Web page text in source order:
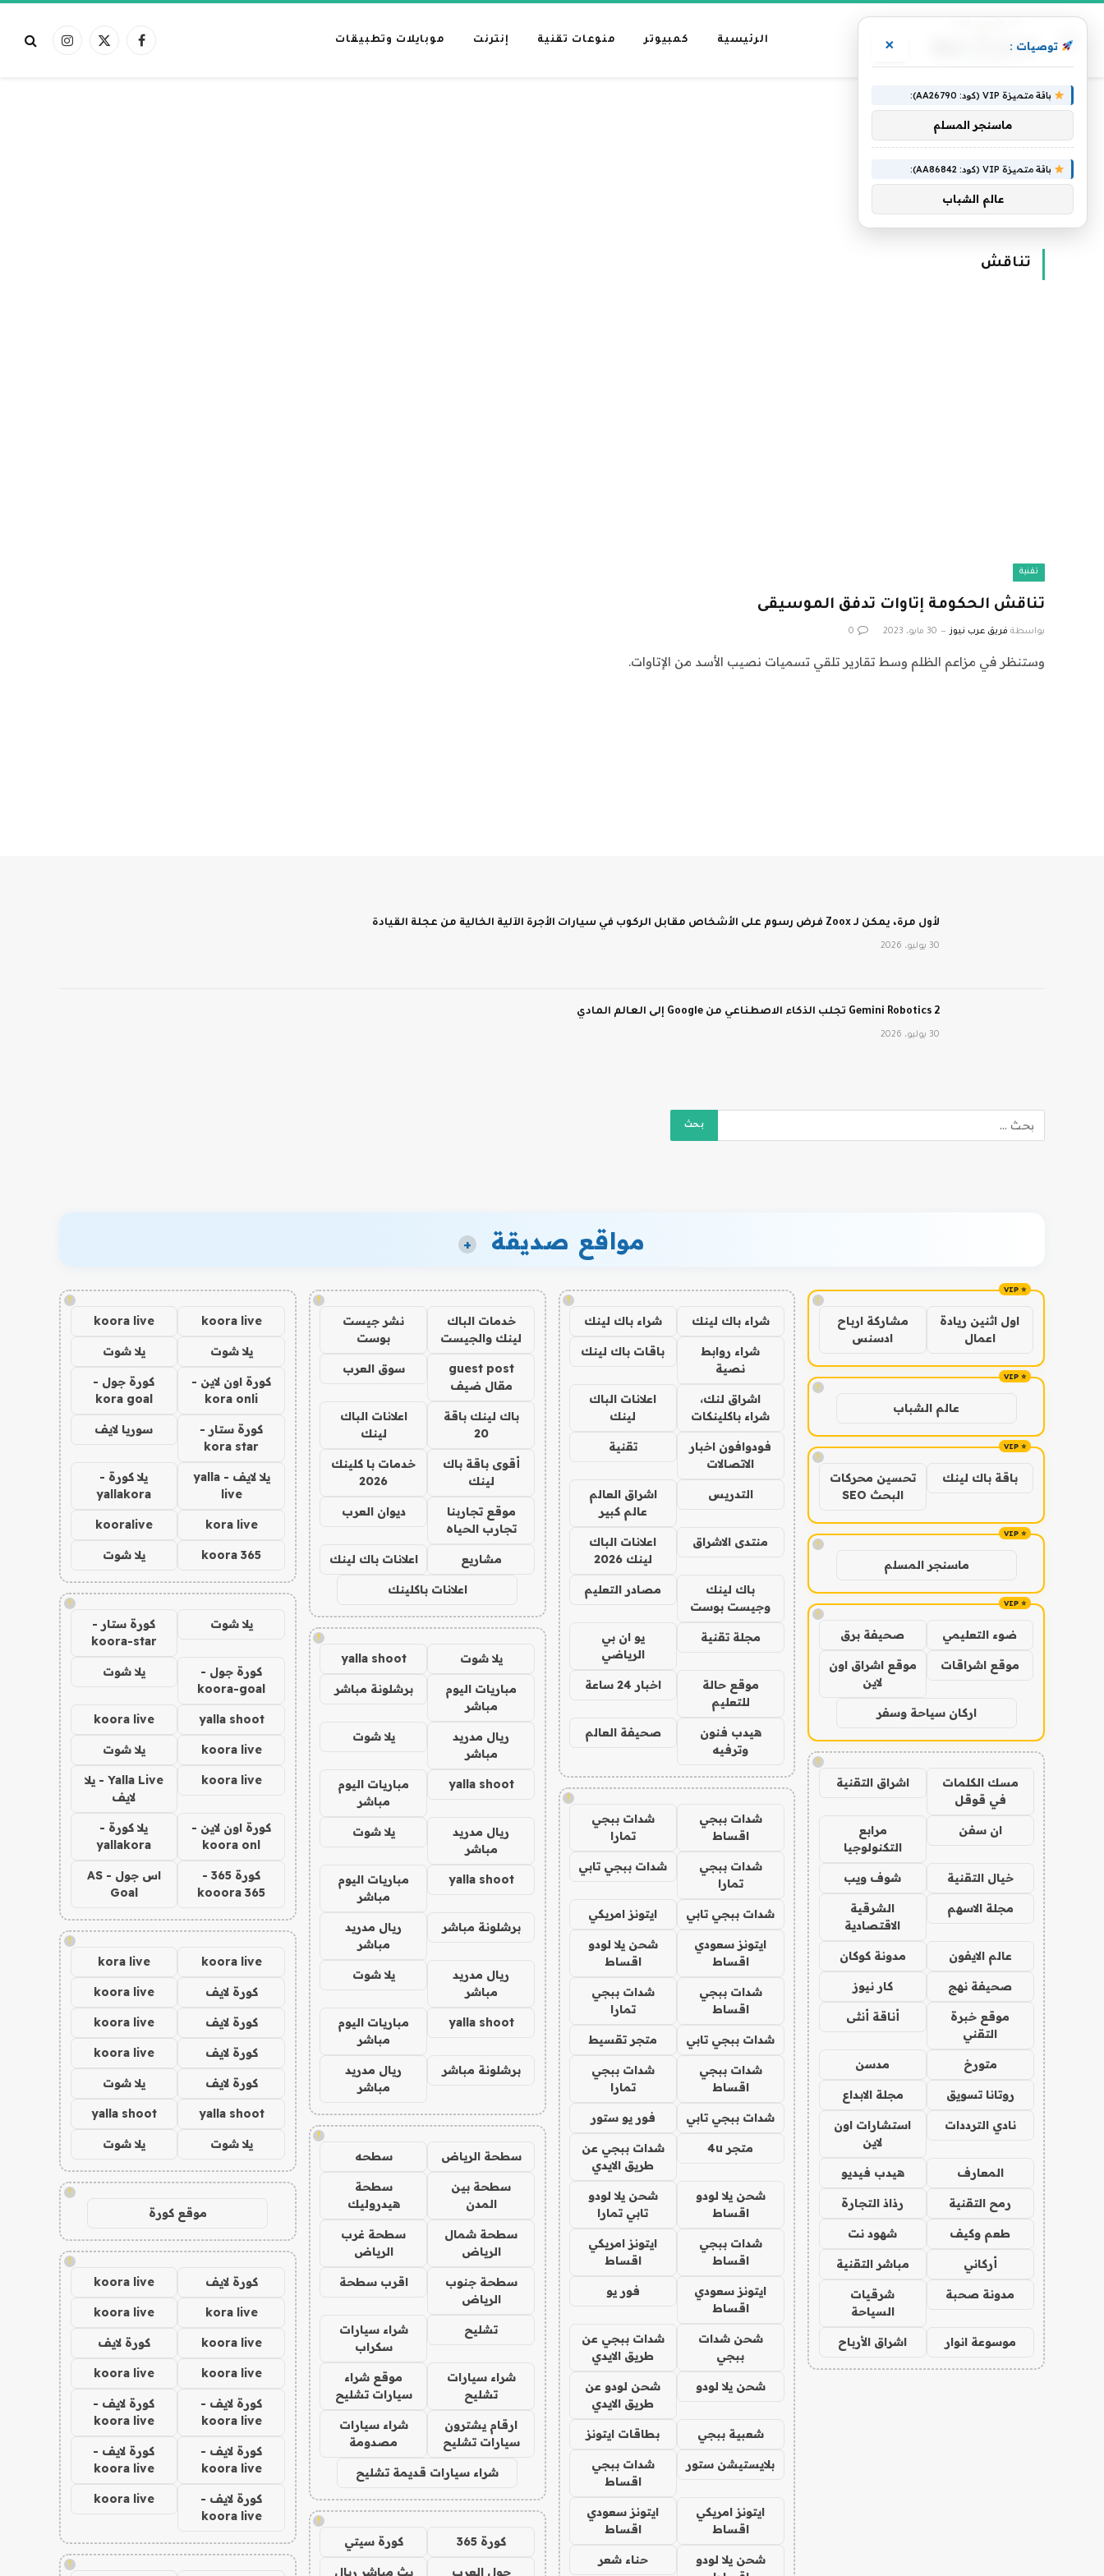
الرئيسية كمبيوتر منوعات تقنية إنترنت موبايلات وتطبيقات فيسبوكX
الانستغرام
الرئيسية»تناقش
تناقش
تقنية
تناقش الحكومة إتاوات تدفق الموسيقى
بواسطة فريق عرب نيوز 30 مايو، 2023 0
وستنظر في مزاعم الظلم وسط تقارير تلقي تسميات نصيب الأسد من الإتاوات.
لأول مرة، يمكن لـ Zoox فرض رسوم على الأشخاص مقابل الركوب في سيارات الأجرة الآلية الخالية من عجلة القيادة
30 يوليو، 2026
Gemini Robotics 2 تجلب الذكاء الاصطناعي من Google إلى العالم المادي
30 يوليو، 2026
مواقع صديقة +
!
اول اثنين ريادة
اعمال
مشاركة ارباح
ادسنس
!
عالم الشباب
!
باقة باك لينك
تحسين محركات
البحث SEO
!
ماسنجر المسلم
!
ضوء التعليمي صحيفة برق
موقع اشراقات
موقع اشراق اون
لاين
اركان سياحة وسفر
!
مسك الكلمات
في قوقل
اشراق التقنية
ان سفن
مرابع
التكنولوجيا
خيال التقنية شوف ويب
مجلة الاسهم
الشرقية
الاقتصادية
عالم الايفون مدونة كوكان
صحيفة نهج كار نيوز
موقع خبرة
التقني
أناقة أنثى
متورخ مدسن
روتانا تسويق مجلة الابداع
نادي الترددات
استشارات اون
لاين
المعارف هيدب فيديو
رمح التقنية رذاذ التجارة
طعم وكيف شهود نت
أركاني مباشر التقنية
مدونة صحبة
شرقيات
السياحة
موسوعة انوار اشراق الأرباح
!
شراء باك لينك شراء باك لينك
شراء روابط
نصية
باقات باك لينك
اشراق لنك،
شراء باكلينكات
اعلانات الباك
لينك
فودوافون اخبار
الاتصالات
تقنية
التدريس
اشراق العالم
عالم كبير
منتدى الاشراق
اعلانات الباك
لينك 2026
باك لينك
وجيست بوست
مصادر التعليم
مجلة تقنية
يو ان بي
الرياضي
موقع حالة
للتعليم
اخبار 24 ساعة
هيدب فنون
وترفيه
صحيفة العالم
!
شدات ببجي
اقساط
شدات ببجي
تمارا
شدات ببجي
تمارا
شدات ببجي تابي
شدات ببجي تابي ايتونز امريكي
ايتونز سعودي
اقساط
شحن يلا لودو
اقساط
شدات ببجي
اقساط
شدات ببجي
تمارا
شدات ببجي تابي متجر تقسيط
شدات ببجي
اقساط
شدات ببجي
تمارا
شدات ببجي تابي فور يو ستور
متجر 4u
شدات ببجي عن
طريق الايدي
شحن يلا لودو
اقساط
شحن يلا لودو
تابي تمارا
شدات ببجي
اقساط
ايتونز امريكي
اقساط
ايتونز سعودي
اقساط
فور يو
شحن شدات
ببجي
شدات ببجي عن
طريق الايدي
شحن يلا لودو
شحن لودو عن
طريق الايدي
شعبية ببجي بطاقات ايتونز
بلايستيشن ستور
شدات ببجي
اقساط
ايتونز امريكي
اقساط
ايتونز سعودي
اقساط
شحن يلا لودو
حناء شعر
!
خدمات الباك
لينك والجيست
نشر جيست
بوست
guest post
مقال ضيف
سوق العرب
باك لينك باقة
20
اعلانات الباك
لينك
أقوى باقة باك
لينك
خدمات با كلينك
2026
موقع تجاربنا
تجارب الحياه
ديوان العرب
مشاريع اعلانات باك لينك
اعلانات باكلينك
!
يلا شوت yalla shoot
مباريات اليوم
مباشر
برشلونة مباشر
ريال مدريد
مباشر
يلا شوت
yalla shoot
مباريات اليوم
مباشر
ريال مدريد
مباشر
يلا شوت
yalla shoot
مباريات اليوم
مباشر
برشلونة مباشر
ريال مدريد
مباشر
ريال مدريد
مباشر
يلا شوت
yalla shoot
مباريات اليوم
مباشر
برشلونة مباشر
ريال مدريد
مباشر
!
سطحة الرياض سطحه
سطحة بين
المدن
سطحة
هيدروليك
سطحة شمال
الرياض
سطحة غرب
الرياض
سطحة جنوب
الرياض
اقرب سطحة
تشليح
شراء سيارات
سكراب
شراء سيارات
تشليح
موقع شراء
سيارات تشليح
ارقام يشترون
سيارات تشليح
شراء سيارات
مصدومة
شراء سيارات قديمة تشليح
!
كورة 365 كورة سيتي
جول العرب
بث مباشر ريال
!
koora live
koora live
يلا شوت يلا شوت
كورة اون لاين -
kora onli
كورة جول -
kora goal
كورة ستار -
kora star
سوريا لايف
يلا لايف - yalla
live
يلا كورة -
yallakora
kora live
kooralive
koora 365 يلا شوت
!
يلا شوت
كورة ستار -
koora-star
كورة جول -
koora-goal
يلا شوت
yalla shoot
koora live
koora live يلا شوت
koora live
Yalla Live - يلا
لايف
كورة اون لاين -
koora onl
يلا كورة -
yallakora
كورة 365 -
kooora 365
اس جول - AS
Goal
!
koora live
kora live
كورة لايف koora live
كورة لايف koora live
كورة لايف koora live
كورة لايف يلا شوت
yalla shoot
yalla shoot
يلا شوت يلا شوت
!
موقع كورة
!
كورة لايف koora live
kora live
koora live
koora live كورة لايف
koora live
koora live
كورة لايف -
koora live
كورة لايف -
koora live
كورة لايف -
koora live
كورة لايف -
koora live
كورة لايف -
koora live
koora live
!
توصيات : ×
باقة متميزة VIP (كود: AA26790):
ماسنجر المسلم
باقة متميزة VIP (كود: AA86842):
عالم الشباب